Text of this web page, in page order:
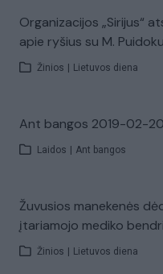
Organizacijos „Sirijus“
apie ryšius su M. Puidoku
Žinios Lietuvos diena
Ant bangos 2019-02-20
Laidos Ant bangos
Žuvusios manekenės
įtariamojo mediko
Žinios Lietuvos diena